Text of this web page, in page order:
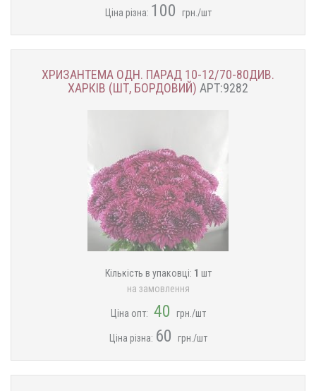
Ціна різна: 100 грн./шт
ХРИЗАНТЕМА ОДН. ПАРАД 10-12/70-80ДИВ.
ХАРКІВ (ШТ, БОРДОВИЙ) АРТ:9282
Кількість в упаковці: 1 шт
на замовлення
Ціна опт: 40 грн./шт
Ціна різна: 60 ​​грн./шт